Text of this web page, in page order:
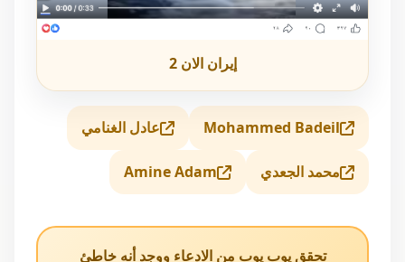
إيران الان 2
Mohammed Badeil عادل الغنامي
محمد الجعدي Amine Adam
تحقق يوب يوب من الادعاء ووجد أنه خاطئ